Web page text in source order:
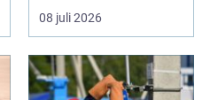
systematisk gennem...
08 juli 2026